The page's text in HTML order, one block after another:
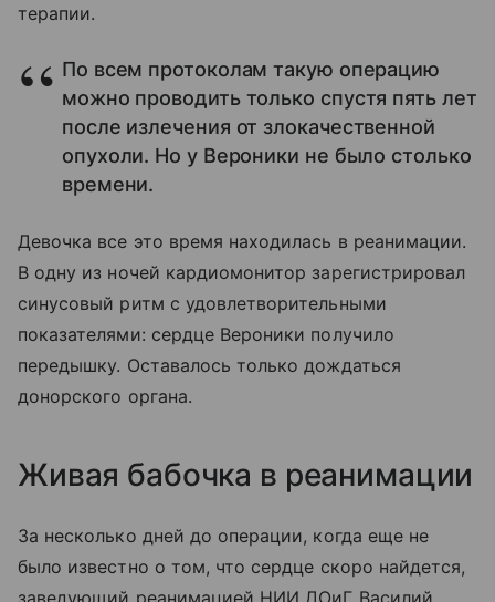
терапии.
По всем протоколам такую операцию
можно проводить только спустя пять лет
после излечения от злокачественной
опухоли. Но у Вероники не было столько
времени.
Девочка все это время находилась в реанимации.
В одну из ночей кардиомонитор зарегистрировал
синусовый ритм с удовлетворительными
показателями: сердце Вероники получило
передышку. Оставалось только дождаться
донорского органа.
Живая бабочка в реанимации
За несколько дней до операции, когда еще не
было известно о том, что сердце скоро найдется,
заведующий реанимацией НИИ ДОиГ Василий